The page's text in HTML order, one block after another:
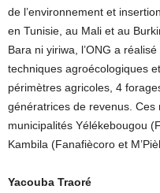
de l’environnement et
en Tunisie, au Mali et au
Bara ni yiriwa, l’ONG a
techniques agroécologiques
périmètres agricoles, 4
génératrices de revenus.
municipalités Yélékebougou
Kambila (Fanafiècoro et
Yacouba Traoré